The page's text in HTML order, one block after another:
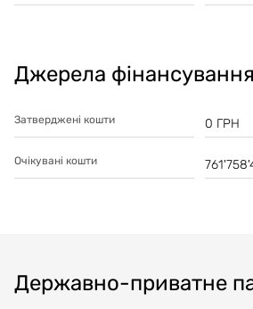
Джерела фінансування
Затверджені кошти 0 ГРН
Очікувані кошти
Державно-приватне